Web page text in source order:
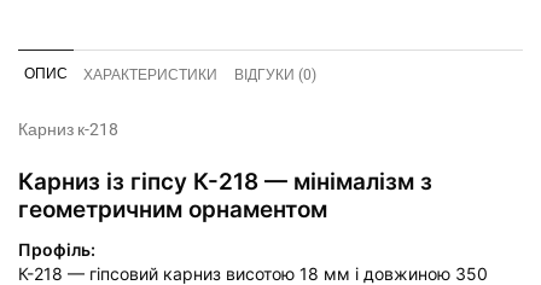
ОПИС ХАРАКТЕРИСТИКИ ВІДГУКИ (0)
Карниз к-218
Карниз із гіпсу К-218 — мінімалізм з
геометричним орнаментом
Профіль:
К-218 — гіпсовий карниз висотою 18 мм і довжиною 350